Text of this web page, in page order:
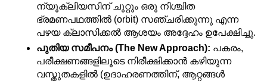
ന്യൂക്ലിയസിന് ചുറ്റും ഒരു നിശ്ചിത
ഭ്രമണപഥത്തിൽ (orbit) സഞ്ചരിക്കുന്നു എന്ന
പഴയ ക്ലാസിക്കൽ ആശയം അദ്ദേഹം ഉപേക്ഷിച്ചു.
പുതിയ സമീപനം (The New Approach): പകരം,
പരീക്ഷണങ്ങളിലൂടെ നിരീക്ഷിക്കാൻ കഴിയുന്ന
വസ്തുതകളിൽ (ഉദാഹരണത്തിന്, ആറ്റങ്ങൾ